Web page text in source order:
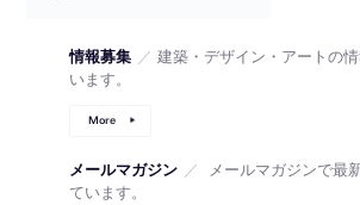
情報募集 ／ 建築・デザイン・アートの
います。
More
メールマガジン ／
メールマガジンで最
ています。